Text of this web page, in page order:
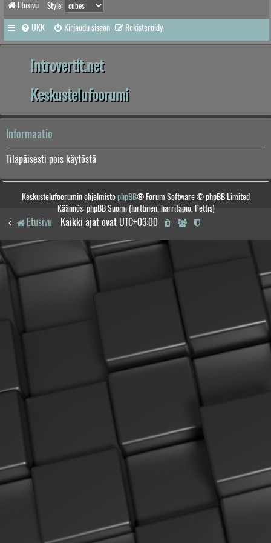
Etusivu Style:
UKK Kirjaudu sisään Rekisteröidy
Introvertit.net
Keskustelufoorumi
Informaatio
Tilapäisesti pois käytöstä
Keskustelufoorumin ohjelmistophpBB® Forum Software © phpBB Limited
Käännös: phpBB Suomi (lurttinen, harritapio, Pettis)
Etusivu Kaikki ajat ovat UTC+03:00